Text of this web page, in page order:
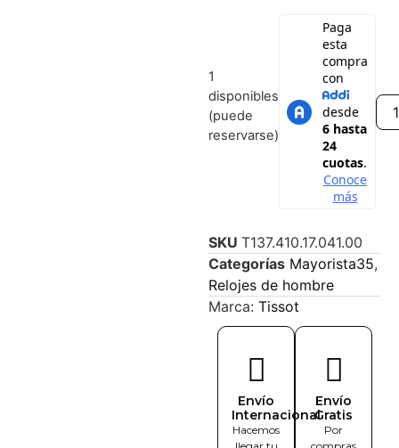
1
disponibles
(puede
reservarse)
SKU T137.410.17.041.00
Categorías Mayorista35,
Relojes de hombre
Marca: Tissot
Envío
Internacional
Hacemos
Envío
Gratis
Por